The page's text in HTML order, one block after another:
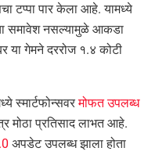
टप्पा पार केला आहे. यामध्ये
समावेश नसल्यामुळे आकडा
या गेमने दररोज १.४ कोटी
स्मार्टफोन्सवरमोफत उपलब्ध
मोठा प्रतिसाद लाभत आहे.
अपडेट उपलब्ध झाला होता